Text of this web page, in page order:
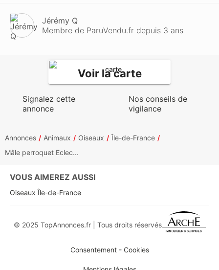
Jérémy Q
Membre de ParuVendu.fr depuis 3 ans
Voir la carte
Signalez cette
annonce
Nos conseils de
vigilance
Annonces Animaux Oiseaux
Île-de-France
Mâle perroquet Eclec...
VOUS AIMEREZ AUSSI
Oiseaux Île-de-France
© 2025 TopAnnonces.fr | Tous droits réservés
Consentement - Cookies